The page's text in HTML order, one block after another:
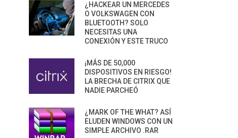
¿HACKEAR UN MERCEDES
O VOLKSWAGEN CON
BLUETOOTH? SOLO
NECESITAS UNA
CONEXIÓN Y ESTE TRUCO
¡MÁS DE 50,000
DISPOSITIVOS EN RIESGO!
LA BRECHA DE CITRIX QUE
NADIE PARCHEÓ
¿MARK OF THE WHAT? ASÍ
ELUDEN WINDOWS CON UN
SIMPLE ARCHIVO .RAR